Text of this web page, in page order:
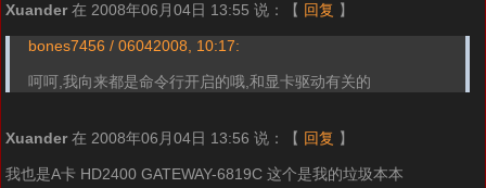
Xuander 在 2008年06月04日 13:55 说： 【 回复 】
bones7456 / 06042008, 10:17:
呵呵,我向来都是命令行开启的哦,和显卡驱动有关的
Xuander 在 2008年06月04日 13:56 说： 【 回复 】
我也是A卡 HD2400 GATEWAY-6819C 这个是我的垃圾本本